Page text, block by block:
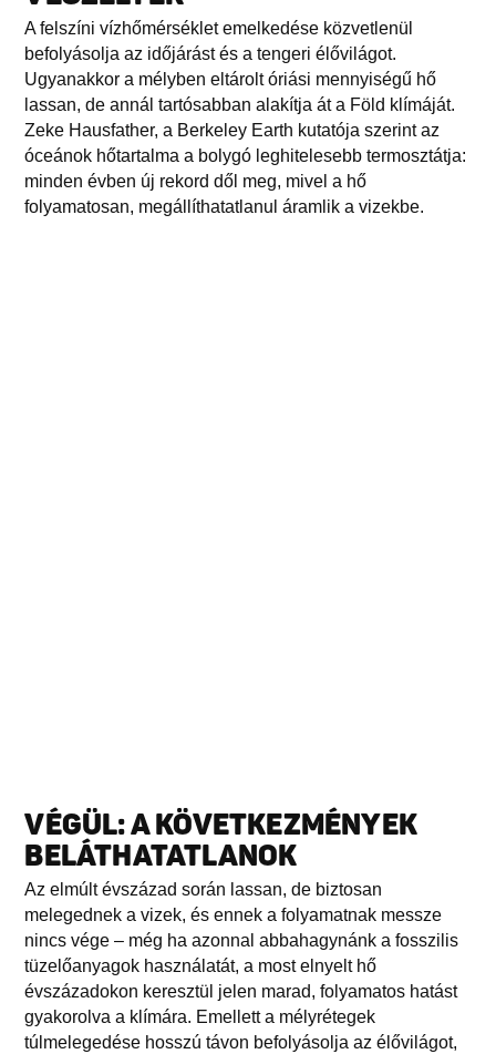
A felszíni vízhőmérséklet emelkedése közvetlenül
befolyásolja az időjárást és a tengeri élővilágot.
Ugyanakkor a mélyben eltárolt óriási mennyiségű hő
lassan, de annál tartósabban alakítja át a Föld klímáját.
Zeke Hausfather, a Berkeley Earth kutatója szerint az
óceánok hőtartalma a bolygó leghitelesebb termosztátja:
minden évben új rekord dől meg, mivel a hő
folyamatosan, megállíthatatlanul áramlik a vizekbe.
VÉGÜL: A KÖVETKEZMÉNYEK
BELÁTHATATLANOK
Az elmúlt évszázad során lassan, de biztosan
melegednek a vizek, és ennek a folyamatnak messze
nincs vége – még ha azonnal abbahagynánk a fosszilis
tüzelőanyagok használatát, a most elnyelt hő
évszázadokon keresztül jelen marad, folyamatos hatást
gyakorolva a klímára. Emellett a mélyrétegek
túlmelegedése hosszú távon befolyásolja az élővilágot,